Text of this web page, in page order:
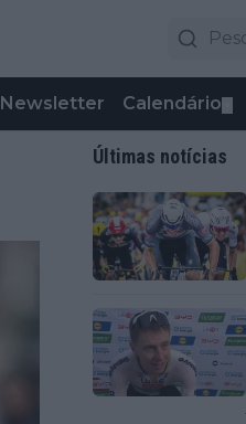
Newsletter Calendário
Últimas notícias